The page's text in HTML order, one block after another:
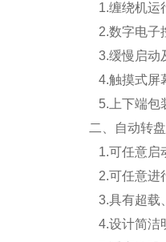
1.缠绕机运
2.数字电子
3.缓慢启动
4.触摸式屏
5.上下端包
二、自动转
1.可任意启
2.可任意进
3.具有超载
4.设计简洁